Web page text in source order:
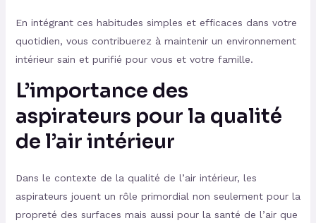
En intégrant ces habitudes simples et efficaces dans votre
quotidien, vous contribuerez à maintenir un environnement
intérieur sain et purifié pour vous et votre famille.
L’importance des
aspirateurs pour la qualité
de l’air intérieur
Dans le contexte de la qualité de l’air intérieur, les
aspirateurs jouent un rôle primordial non seulement pour la
propreté des surfaces mais aussi pour la santé de l’air que